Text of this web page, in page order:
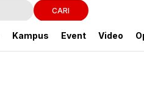
CARI
Kampus Event Video